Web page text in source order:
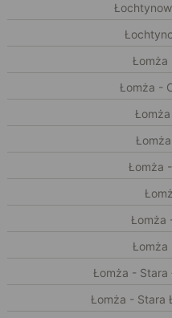
Łomża
Łomża -
Łomża
Łomża
Łomża
Łomża - Stara
Łomża - Stara